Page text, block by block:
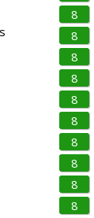
8
8
8
8
8
8
8
8
8
8